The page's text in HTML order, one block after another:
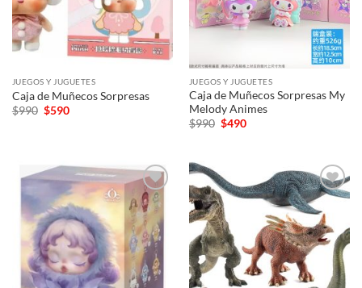
JUEGOS Y JUGUETES
Caja de Muñecos Sorpresas
$990 El
$590El
JUEGOS Y JUGUETES
Caja de Muñecos Sorpresas My
Melody Animes
$990 El
$490El
Añadir
a la
lista de
deseos
Añadir
a la
lista de
deseos